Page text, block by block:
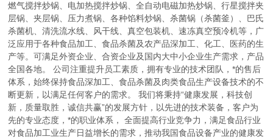
燃气搅拌炒锅、电加热搅拌炒锅、全自动电磁加热炒锅、行星搅拌夹
层锅、夹层锅、压力煮锅、各种馅料炒锅、杀菌锅（杀菌釜）、巴氏
杀菌机、清洗流水线、风干线、真空包装机、速冻真空预冷机等，广
泛应用于各种食品加工、食品杀菌及农产品深加工、化工、医药的生
产等。可满足外资企业、合资企业及国内大中小企业生产需求，产品
全国各地。 公司注重提升员工素质，拥有专业的技术团队，*的售后
体系，始终保持食品深加工、食品杀菌及肉类食品生产设备技术的不
断更新，以满足任何客户的需求。 我们将秉持“健康发展，科技创
新，质量取胜，诚信共赢”的发展方针，以先进的技术装备，客户为
先的专业态度，*的职业体系， 全面提高行业竞争力，满足食品行业
对食品加工业生产日益增长的需求，推动我国食品设备产业的健康发